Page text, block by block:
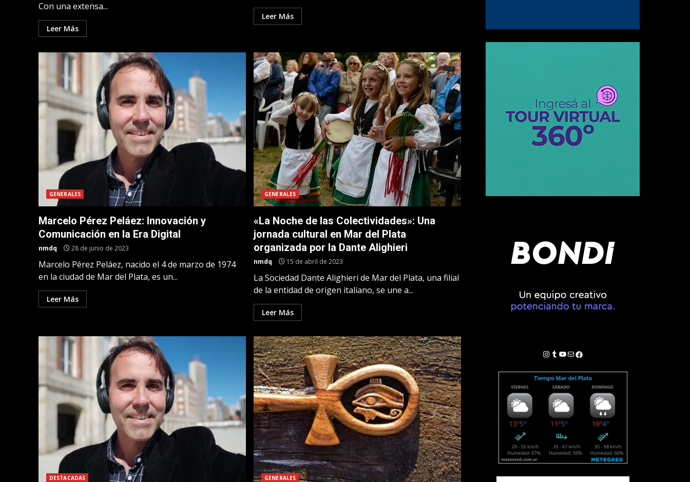
Con una extensa...
Leer Más
Leer Más
GENERALES
Marcelo Pérez Peláez: Innovación y
Comunicación en la Era Digital
nmdq 28 de junio de 2023
Marcelo Pérez Peláez, nacido el 4 de marzo de 1974
en la ciudad de Mar del Plata, es un...
Leer Más
GENERALES
«La Noche de las Colectividades»: Una
jornada cultural en Mar del Plata
organizada por la Dante Alighieri
nmdq 15 de abril de 2023
La Sociedad Dante Alighieri de Mar del Plata, una filial
de la entidad de origen italiano, se une a...
Leer Más
DESTACADAS GENERALES
Instagram
Tumblr
YouTube
Correo electrónico
Facebook